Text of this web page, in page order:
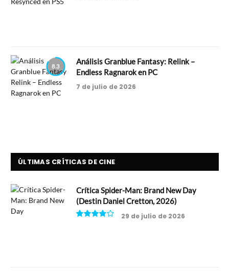
8.3
Análisis Granblue Fantasy: Relink –
Endless Ragnarok en PC
7 de julio de 2026
ÚLTIMAS CRÍTICAS DE CINE
Crítica Spider-Man: Brand New Day
(Destin Daniel Cretton, 2026)
29 de julio de 2026